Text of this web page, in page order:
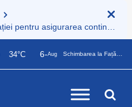
34°C 6-Aug